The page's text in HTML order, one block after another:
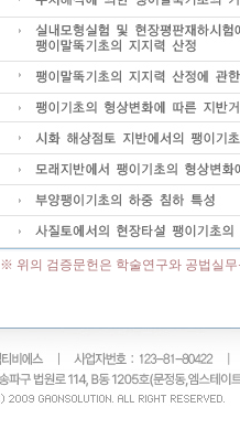
※ 위의 검증문헌은 학술연구와 공법실